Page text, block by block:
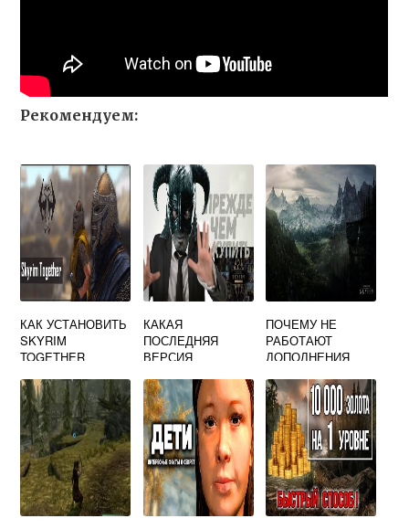
Рекомендуем:
КАК УСТАНОВИТЬ
SKYRIM
TOGETHER
КАКАЯ
ПОСЛЕДНЯЯ
ВЕРСИЯ
ПОЧЕМУ НЕ
РАБОТАЮТ
ДОПОЛНЕНИЯ